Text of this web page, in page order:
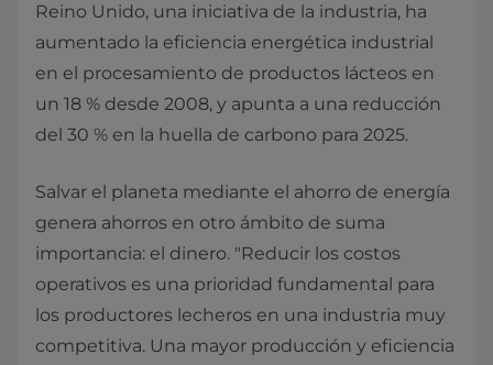
Reino Unido, una iniciativa de la industria, ha
aumentado la eficiencia energética industrial
en el procesamiento de productos lácteos en
un 18 % desde 2008, y apunta a una reducción
del 30 % en la huella de carbono para 2025.
Salvar el planeta mediante el ahorro de energía
genera ahorros en otro ámbito de suma
importancia: el dinero. "Reducir los costos
operativos es una prioridad fundamental para
los productores lecheros en una industria muy
competitiva. Una mayor producción y eficiencia